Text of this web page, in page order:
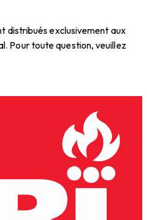
distribués exclusivement aux
Pour toute question, veuillez